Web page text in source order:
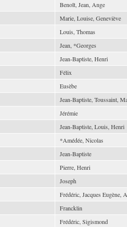
Benoît, Jean, Ange
Marie, Louise, Geneviève
Louis, Thomas
Jean, *Georges
Jean-Baptiste, Henri
Félix
Eusèbe
Jean-Baptiste, Toussaint,
Jérémie
Jean-Baptiste, Louis, Henri
*Amédée, Nicolas
Jean-Baptiste
Pierre, Henri
Joseph
Frédéric, Jacques Eugène,
Francklin
Frédéric, Sigismond